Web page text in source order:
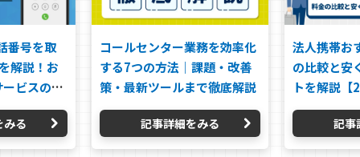
番号を取
解説！お
ビスの選
みる
コールセンター業務を効率化
する7つの方法｜課題・改善
策・最新ツールまで徹底解説
記事詳細をみる
法人携帯お
の比較と安
トを解説【
記事